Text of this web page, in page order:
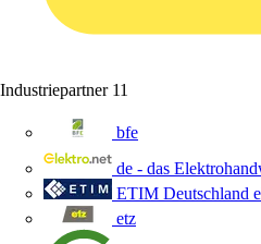
Industriepartner 11
bfe
de - das
ETIM Deutschland
etz